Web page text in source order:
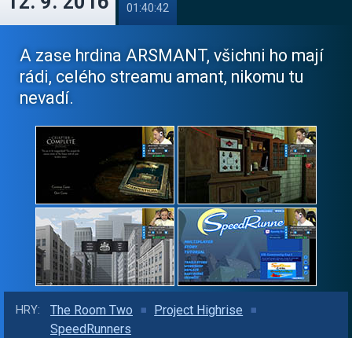
01:40:42
A zase hrdina ARSMANT, všichni ho mají
rádi, celého streamu amant, nikomu tu
nevadí.
HRY: The Room Two
Project Highrise
SpeedRunners